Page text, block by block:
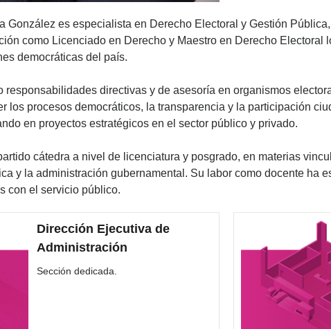
González es especialista en Derecho Electoral y Gestión
como Licenciado en Derecho y Maestro en Derecho Electoral
democráticas del país.
responsabilidades directivas y de asesoría en organismos
los procesos democráticos, la transparencia y la participación
en proyectos estratégicos en el sector público y privado.
cátedra a nivel de licenciatura y posgrado, en materias
y la administración gubernamental. Su labor como docente ha
con el servicio público.
Dirección Ejecutiva de
Administración
Sección dedicada.